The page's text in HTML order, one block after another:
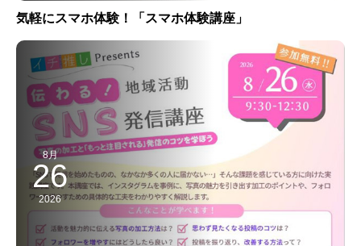
気軽にスマホ体験！「スマホ体験講座」
8月
26
2026